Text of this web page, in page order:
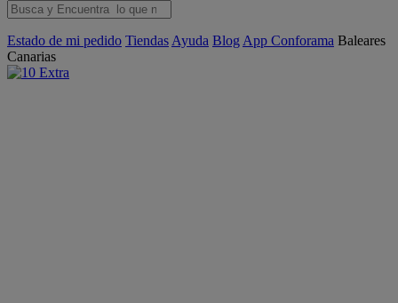
Estado de mi pedido Tiendas Ayuda Blog App Conforama Baleares
Canarias